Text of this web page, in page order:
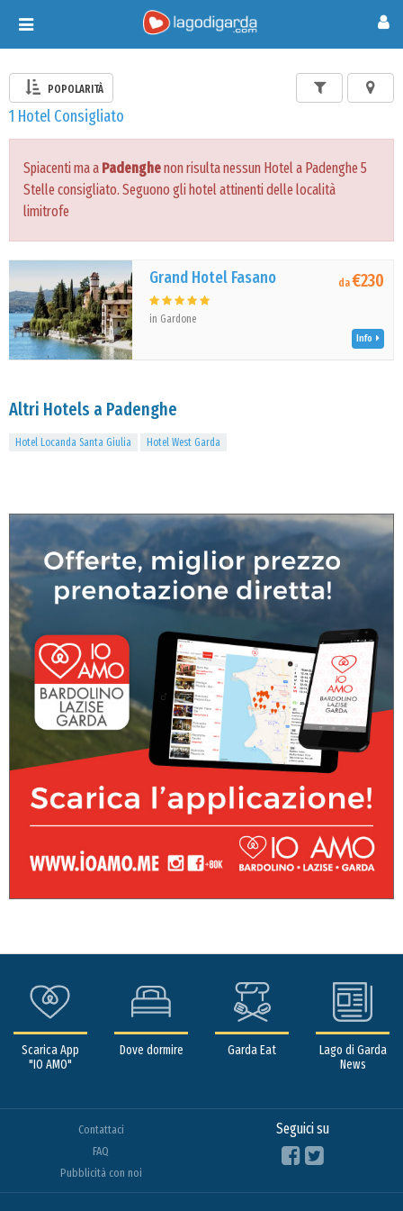
Toggle
navigation
POPOLARITÀ
1 Hotel Consigliato
Spiacenti ma a Padenghenon risulta nessun Hotel a Padenghe 5
Stelle consigliato. Seguono gli hotel attinenti delle località
limitrofe
Grand Hotel Fasano
in Gardone
da€230
Info
Altri Hotels a Padenghe
Hotel Locanda Santa Giulia Hotel West Garda
Scarica App
"IO AMO"
Dove dormire Garda Eat
Lago di Garda
News
Contattaci
FAQ
Pubblicità con noi
Seguici su